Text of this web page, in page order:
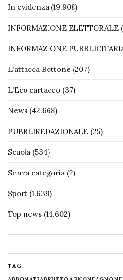
In evidenza (19.908)
INFORMAZIONE ELETTORALE
INFORMAZIONE
L'attacca Bottone (207)
L'Eco cartaceo (37)
News (42.668)
PUBBLIREDAZIONALE (25)
Scuola (534)
Senza categoria (2)
Sport (1.639)
Top news (14.602)
TAG